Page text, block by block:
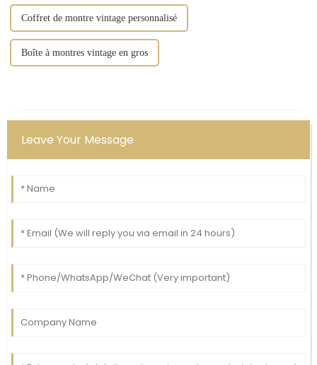
Coffret de montre vintage personnalisé
Boîte à montres vintage en gros
Leave Your Message